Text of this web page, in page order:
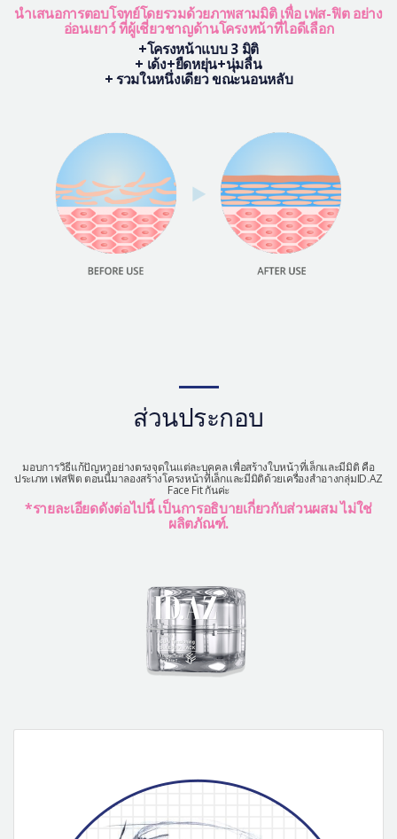
นำเสนอการตอบโจทย์โดยรวมด้วยภาพสามมิติ เพื่อ เฟส-ฟิต อย่าง
อ่อนเยาว์ ที่ผู้เชี่ยวชาญด้านโครงหน้าที่ไอดีเลือก
+โครงหน้าแบบ 3 มิติ
+ เด้ง+ยืดหยุ่น+นุ่มลื่น
+ รวมในหนึ่งเดียว ขณะนอนหลับ
ส่วนประกอบ
มอบการวิธีแก้ปัญหาอย่างตรงจุดในแต่ละบุคคล เพื่อสร้างใบหน้าที่เล็กและมีมิติ คือ
ประเภท เฟสฟิต ตอนนี้มาลองสร้างโครงหน้าที่เล็กและมีมิติด้วยเครื่องสำอางกลุ่มID.AZ
Face Fit กันค่ะ
*รายละเอียดดังต่อไปนี้ เป็นการอธิบายเกี่ยวกับส่วนผสม ไม่ใช่
ผลิตภัณฑ์.